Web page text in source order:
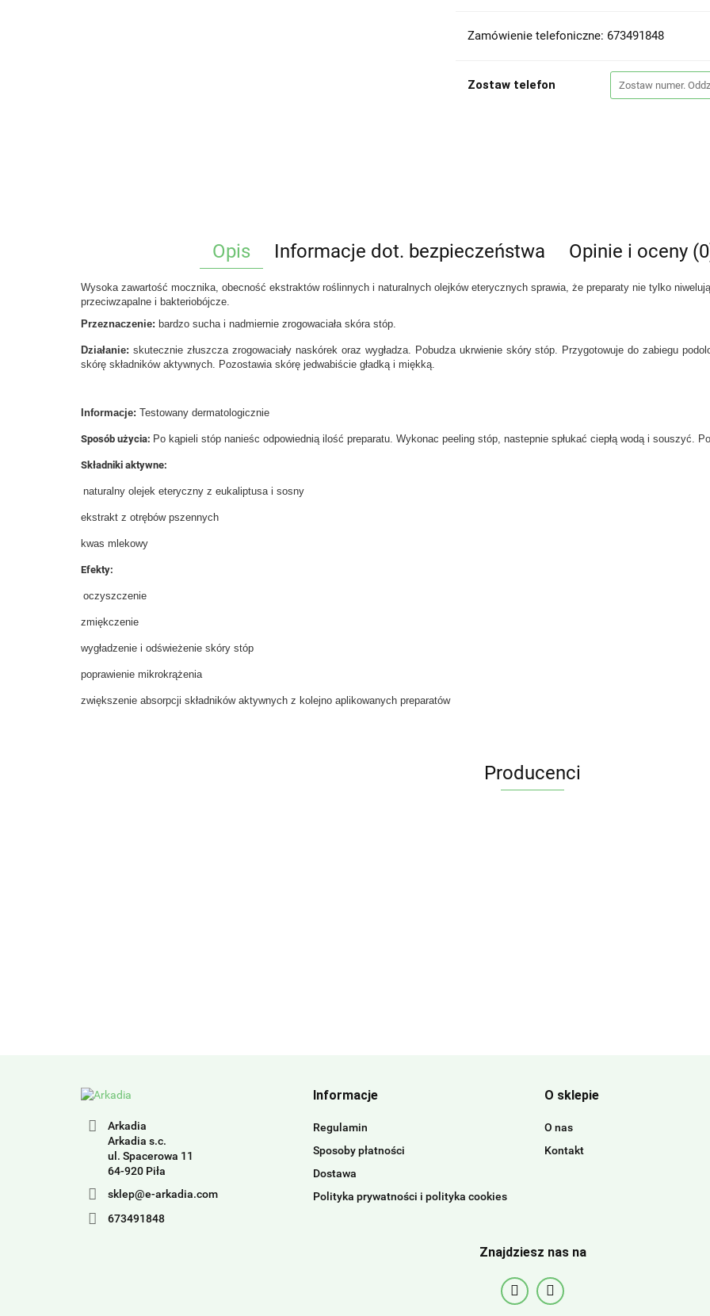
Zamówienie telefoniczne: 673491848
Zostaw telefon
Opis Informacje dot. bezpieczeństwa Opinie i oceny
Wysoka zawartość mocznika, obecność ekstraktów roślinnych i naturalnych olejków eterycznych sprawia, że preparaty nie tylko
przeciwzapalne i bakteriobójcze.
Przeznaczenie: bardzo sucha i nadmiernie zrogowaciała skóra stóp.
Działanie: skutecznie złuszcza zrogowaciały naskórek oraz wygładza. Pobudza ukrwienie skóry stóp. Przygotowuje do zabiegu
skórę składników aktywnych. Pozostawia skórę jedwabiście gładką i miękką.
Informacje: Testowany dermatologicznie
Sposób użycia: Po kąpieli stóp nanieśc odpowiednią ilość preparatu. Wykonac peeling stóp, nastepnie spłukać ciepłą wodą i souszyć.
Składniki aktywne:
naturalny olejek eteryczny z eukaliptusa i sosny
ekstrakt z otrębów pszennych
kwas mlekowy
Efekty:
oczyszczenie
zmiękczenie
wygładzenie i odświeżenie skóry stóp
poprawienie mikrokrążenia
zwiększenie absorpcji składników aktywnych z kolejno aplikowanych preparatów
Producenci
Arkadia
Arkadia s.c.
ul. Spacerowa 11
64-920 Piła
sklep@e-arkadia.com
673491848
Informacje
Regulamin
Sposoby płatności
Dostawa
Polityka prywatności i polityka cookies
O sklepie
O nas
Kontakt
Znajdziesz nas na